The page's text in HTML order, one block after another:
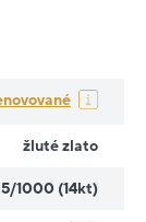
žluté zlato
1000 (14kt)